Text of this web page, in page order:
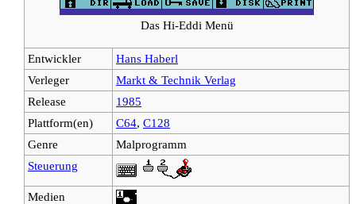
Das Hi-Eddi Menü
Entwickler
Hans Haberl
Verleger
Markt & Technik Verlag
Release
1985
Plattform(en)
C64, C128
Genre
Malprogramm
Steuerung
Medien